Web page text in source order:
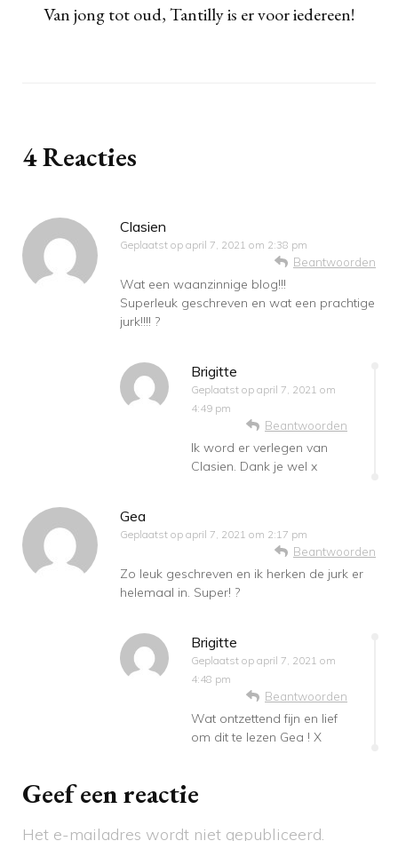
Van jong tot oud, Tantilly is er voor iedereen!
4 Reacties
Clasien
Geplaatst op april 7, 2021 om 2:38 pm
Beantwoorden
Wat een waanzinnige blog!!!
Superleuk geschreven en wat een prachtige
jurk!!!! ?
Brigitte
Geplaatst op april 7, 2021 om
4:49 pm
Beantwoorden
Ik word er verlegen van
Clasien. Dank je wel x
Gea
Geplaatst op april 7, 2021 om 2:17 pm
Beantwoorden
Zo leuk geschreven en ik herken de jurk er
helemaal in. Super! ?
Brigitte
Geplaatst op april 7, 2021 om
4:48 pm
Beantwoorden
Wat ontzettend fijn en lief
om dit te lezen Gea ! X
Geef een reactie
Het e-mailadres wordt niet gepubliceerd.